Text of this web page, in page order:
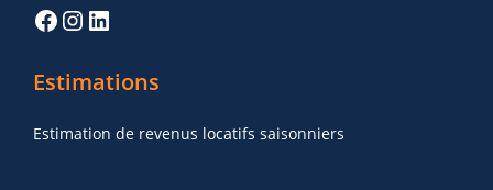
Estimations
Estimation de revenus locatifs saisonniers